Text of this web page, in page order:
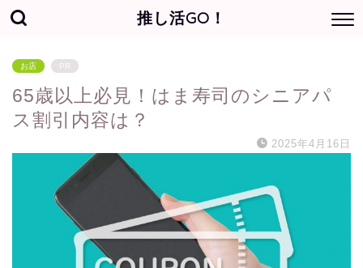
推し活GO！
お店 PR
65歳以上必見！はま寿司のシニアパ
ス割引内容は？
2025年4月16日